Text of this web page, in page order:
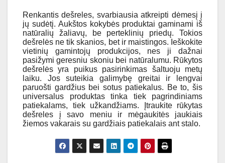
Renkantis dešreles, svarbiausia atkreipti dėmesį į
jų sudėtį. Aukštos kokybės produktai gaminami iš
natūralių žaliavų, be perteklinių priedų. Tokios
dešrelės ne tik skanios, bet ir maistingos. Ieškokite
vietinių gamintojų produkcijos, nes ji dažnai
pasižymi geresniu skoniu bei natūralumu. Rūkytos
dešrelės yra puikus pasirinkimas šaltuoju metų
laiku. Jos suteikia galimybę greitai ir lengvai
paruošti gardžius bei sotus patiekalus. Be to, šis
universalus produktas tinka tiek pagrindiniams
patiekalams, tiek užkandžiams. Įtraukite rūkytas
dešreles į savo meniu ir mėgaukitės jaukiais
žiemos vakarais su gardžiais patiekalais ant stalo.